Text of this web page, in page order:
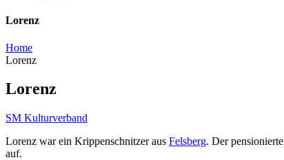
Lorenz
Home
Lorenz
Lorenz
SM Kulturverband
Lorenz war ein Krippenschnitzer aus Felsberg. Der
auf.